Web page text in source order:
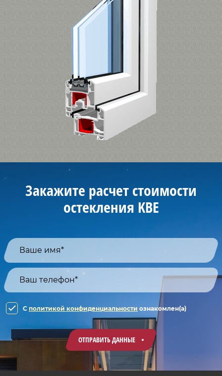
Закажите расчет стоимости
остекления KBE
C политикой конфиденциальности ознакомлен(а)
ОТПРАВИТЬ ДАННЫЕ